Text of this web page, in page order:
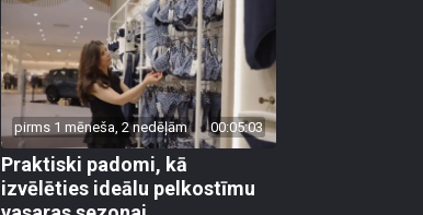
pirms 1 mēneša, 2 nedēļām 00:05:03
Praktiski padomi, kā
izvēlēties ideālu pelkostīmu